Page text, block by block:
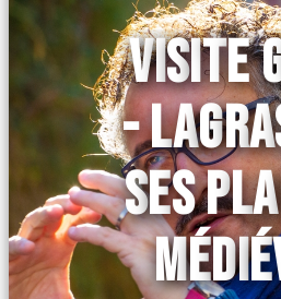
VISITE
-
SES